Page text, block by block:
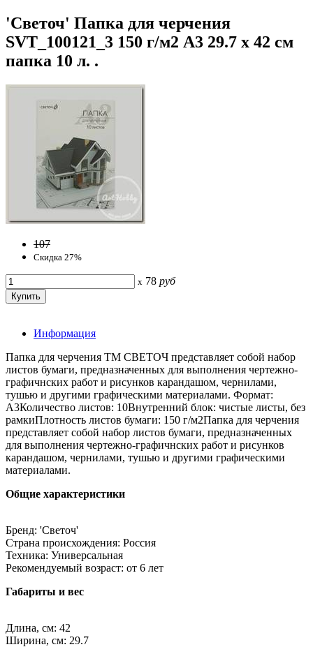
'Светоч' Папка для черчения
SVT_100121_3 150 г/м2 A3 29.7 х 42 см
папка 10 л. .
107
Скидка 27%
x 78 руб
Информация
Папка для черчения ТМ СВЕТОЧ представляет собой набор
листов бумаги, предназначенных для выполнения чертежно-
графичнских работ и рисунков карандашом, чернилами,
тушью и другими графическими материалами. Формат:
А3Количество листов: 10Внутренний блок: чистые листы, без
рамкиПлотность листов бумаги: 150 г/м2Папка для черчения
представляет собой набор листов бумаги, предназначенных
для выполнения чертежно-графичнских работ и рисунков
карандашом, чернилами, тушью и другими графическими
материалами.
Общие характеристики
Бренд: 'Светоч'
Страна происхождения: Россия
Техника: Универсальная
Рекомендуемый возраст: от 6 лет
Габариты и вес
Длина, см: 42
Ширина, см: 29.7